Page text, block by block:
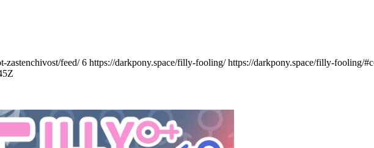
zastenchivost/feed/ 6 https://darkpony.space/filly-fooling/https://darkpony.space/filly-fooling/